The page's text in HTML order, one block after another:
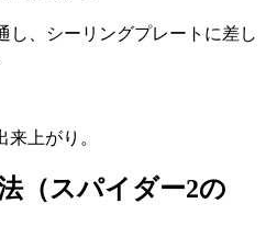
し、シーリングプレートに差し
上がり。
（スパイダー2の